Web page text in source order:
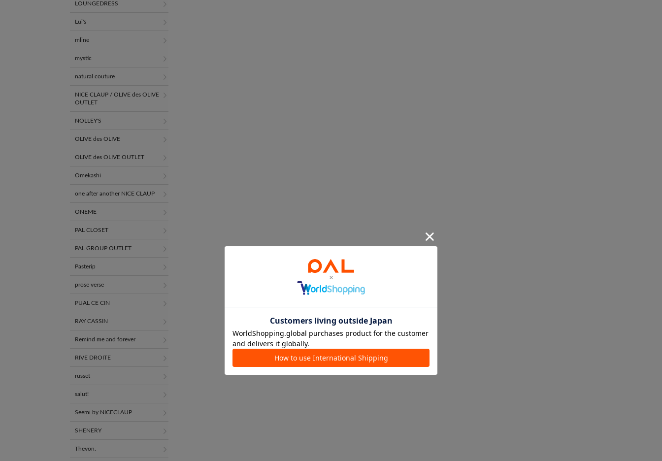
LOUNGEDRESS
Lui's
mline
mystic
natural couture
NICE CLAUP / OLIVE des OLIVE
OUTLET
NOLLEY'S
OLIVE des OLIVE
OLIVE des OLIVE OUTLET
Omekashi
one after another NICE CLAUP
ONEME
PAL CLOSET
PAL GROUP OUTLET
Pasterip
prose verse
PUAL CE CIN
RAY CASSIN
Remind me and forever
RIVE DROITE
russet
salut!
Seemi by NICECLAUP
SHENERY
Thevon.